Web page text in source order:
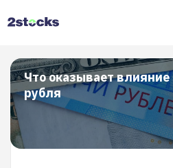
Что оказывает влияние
рубля